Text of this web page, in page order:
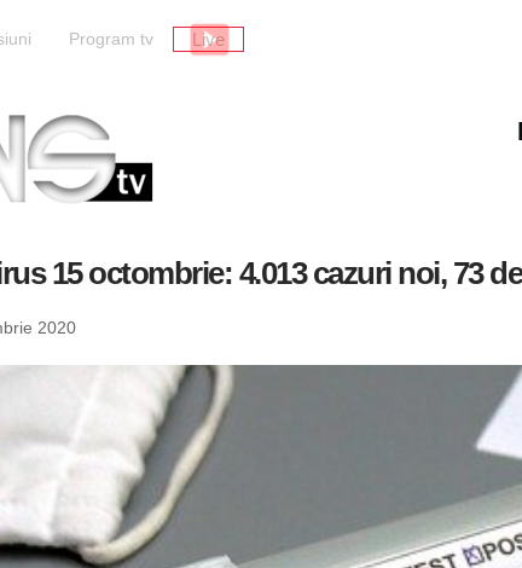
Program tv Live
15 octombrie: 4.013 cazuri noi, 73
2020